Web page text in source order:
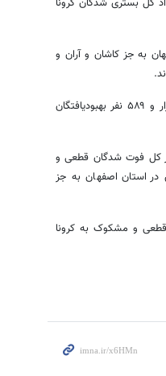
به جز کاشان و آران و
۵۸۹
نفر بهبودیافتگان
کل فوت شدگان قطعی و
در استان اصفهان به جز
قطعی و مشکوک به کرونا